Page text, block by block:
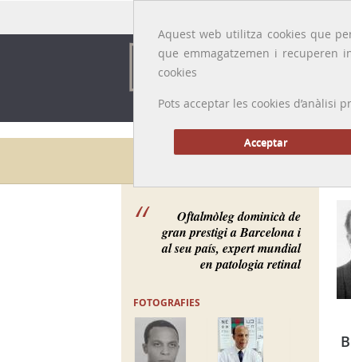
Aquest web utilitza cookies que
que emmagatzemen i recuperen
cookies
Pots acceptar les cookies d’anàlisi
Acceptar
Galeria de metges
Oftalmòleg dominicà de
gran prestigi a Barcelona i
al seu país, expert mundial
en patologia retinal
FOTOGRAFIES